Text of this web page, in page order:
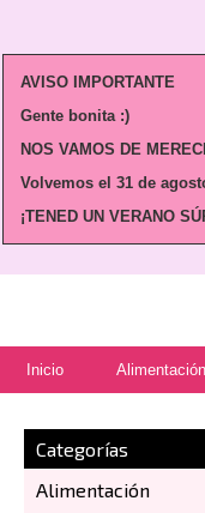
AVISO IMPORTANTE
Gente bonita :)
NOS VAMOS DE
Volvemos el 31 de
¡TENED UN VERANO
Inicio Alimentación
Categorías
Alimentación